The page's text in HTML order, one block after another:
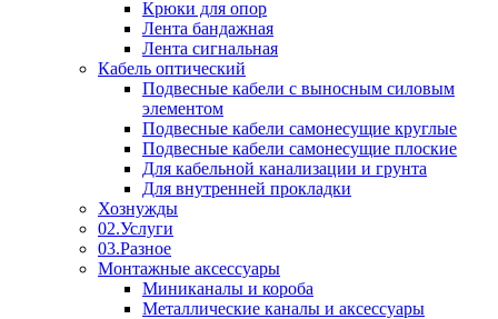
Крюки для опор
Лента бандажная
Лента сигнальная
Кабель оптический
Подвесные кабели с выносным силовым
элементом
Подвесные кабели самонесущие круглые
Подвесные кабели самонесущие плоские
Для кабельной канализации и грунта
Для внутренней прокладки
Хознужды
02.Услуги
03.Разное
Монтажные аксессуары
Миниканалы и короба
Металлические каналы и аксессуары